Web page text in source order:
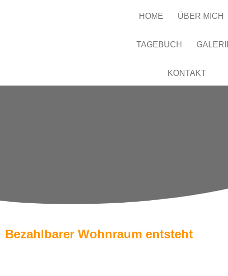
HOME ÜBER MICH
TAGEBUCH
KONTAKT
Bezahlbarer Wohnraum entsteht